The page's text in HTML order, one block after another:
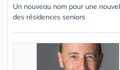
Un nouveau nom pour une
des résidences seniors